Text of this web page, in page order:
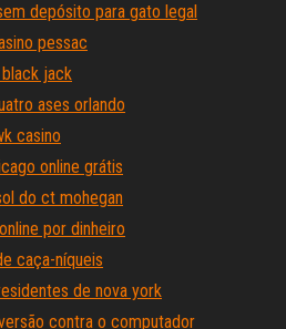
depósito para gato legal
pessac
jack
ases orlando
casino
online grátis
do ct mohegan
por dinheiro
caça-níqueis
de nova york
contra o computador